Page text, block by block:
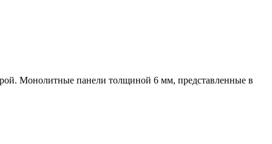
Монолитные панели толщиной 6 мм, представленные в